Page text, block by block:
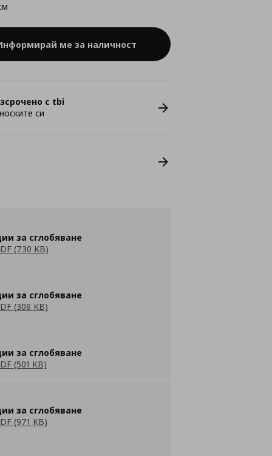
ме за наличност
с tbi
си
за сглобяване
(730 KB)
за сглобяване
(308 KB)
за сглобяване
(501 KB)
за сглобяване
(971 KB)